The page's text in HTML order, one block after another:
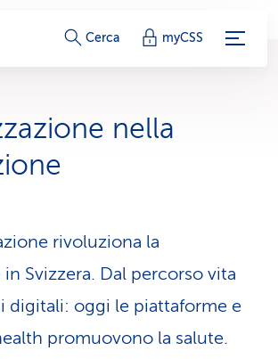
c
a
m
Cerca myCSS
nella
rivoluziona la
Svizzera. Dal percorso vita
digitali: oggi le piattaforme e
promuovono la salute.